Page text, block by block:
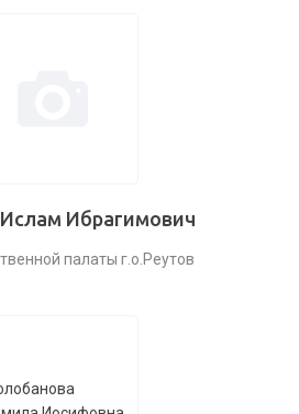
Ибрагимович
палаты г.о.Реутов